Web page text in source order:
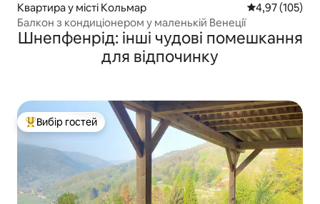
Квартира у місті Кольмар Середня
4,97 (105)
Балкон з кондиціонером у маленькій Венеції
Шнепфенрід: інші чудові помешкання
для відпочинку
Топ вибір гостей
Вибір гостей